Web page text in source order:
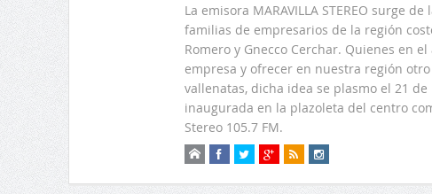
La emisora MARAVILLA STEREO surge
familias de empresarios de la región
Romero y Gnecco Cerchar. Quienes en
empresa y ofrecer en nuestra región
vallenatas, dicha idea se plasmo el 21
inaugurada en la plazoleta del centro
Stereo 105.7 FM.